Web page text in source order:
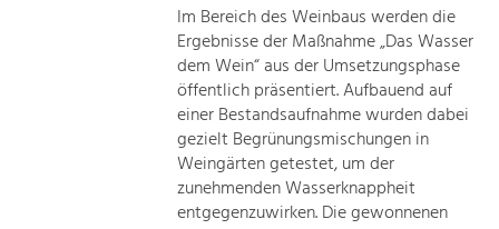
Mobility & Energy
Climate Change, Public Transport and
Increase in Regional Value Added.
Im Bereich des Weinbaus werden die
Ergebnisse der Maßnahme „Das Wasser
dem Wein“ aus der Umsetzungsphase
öffentlich präsentiert. Aufbauend auf
einer Bestandsaufnahme wurden dabei
gezielt Begrünungsmischungen in
Weingärten getestet, um der
zunehmenden Wasserknappheit
entgegenzuwirken. Die gewonnenen